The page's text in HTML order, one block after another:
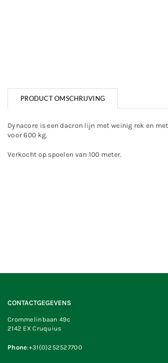
PRODUCT OMSCHRIJVING
Dynacore is een dacron lijn met weinig rek en
voor 600 kg.
Verkocht op spoelen van 100 meter.
CONTACTGEGEVENS
Crommelinbaan 49c
2142 EX Cruquius
Phone:+31(0)252527700